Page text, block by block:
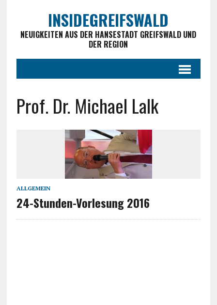
INSIDEGREIFSWALD
NEUIGKEITEN AUS DER HANSESTADT GREIFSWALD UND
DER REGION
Prof. Dr. Michael Lalk
ALLGEMEIN
24-Stunden-Vorlesung 2016